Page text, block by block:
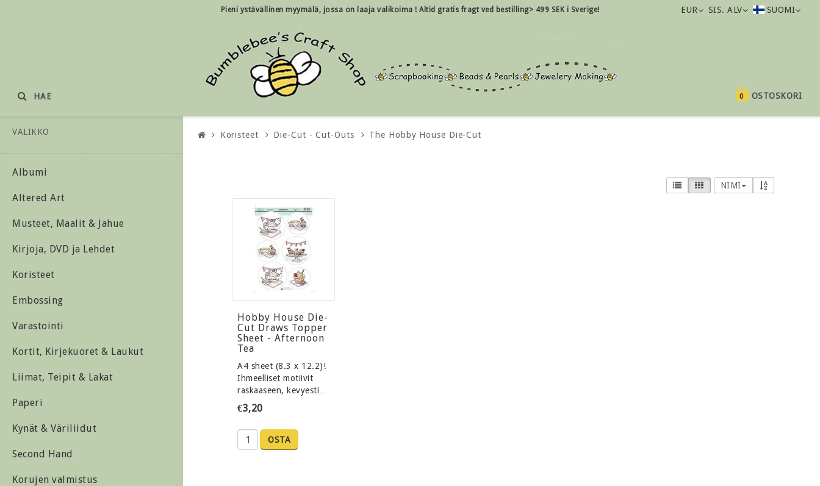
Pieni ystävällinen myymälä, jossa on laaja valikoima ! Altid gratis fragt ved bestilling> 499 SEK i Sverige! EUR SIS. ALV SUOMI
OSTOSKORI
0
HAE
VALIKKO
Albumi
Altered Art
Musteet, Maalit & Jahue
Kirjoja, DVD ja Lehdet
Koristeet
Embossing
Varastointi
Kortit, Kirjekuoret & Laukut
Liimat, Teipit & Lakat
Paperi
Kynät & Väriliidut
Second Hand
Korujen valmistus
Koristeet Die-Cut - Cut-Outs The Hobby House Die-Cut
NIMI
Hobby House Die-
Cut Draws Topper
Sheet - Afternoon
Tea
A4 sheet (8.3 x 12.2)!
Ihmeelliset motiivit
raskaaseen, kevyesti…
€3,20
OSTA